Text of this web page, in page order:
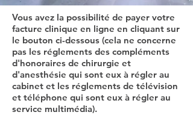
Vous avez la possibilité de payer votre
facture clinique en ligne en cliquant sur
le bouton ci-dessous (cela ne concerne
pas les réglements des compléments
d'honoraires de chirurgie et
d'anesthésie qui sont eux à régler au
cabinet et les réglements de télévision
et téléphone qui sont eux à régler au
service multimédia).